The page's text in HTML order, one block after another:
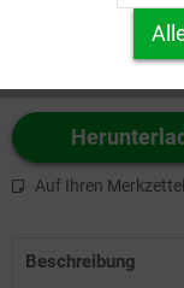
Auf Ihren
Beschreibung
Personalisierung
Service